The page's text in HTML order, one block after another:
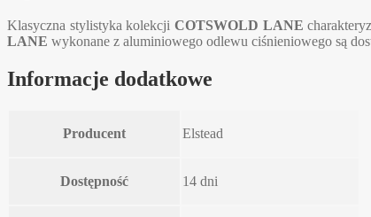
Klasyczna stylistyka kolekcji COTSWOLD LANE
LANE wykonane z aluminiowego odlewu ciśnieniowego są
Informacje dodatkowe
Producent Elstead
Dostępność 14 dni